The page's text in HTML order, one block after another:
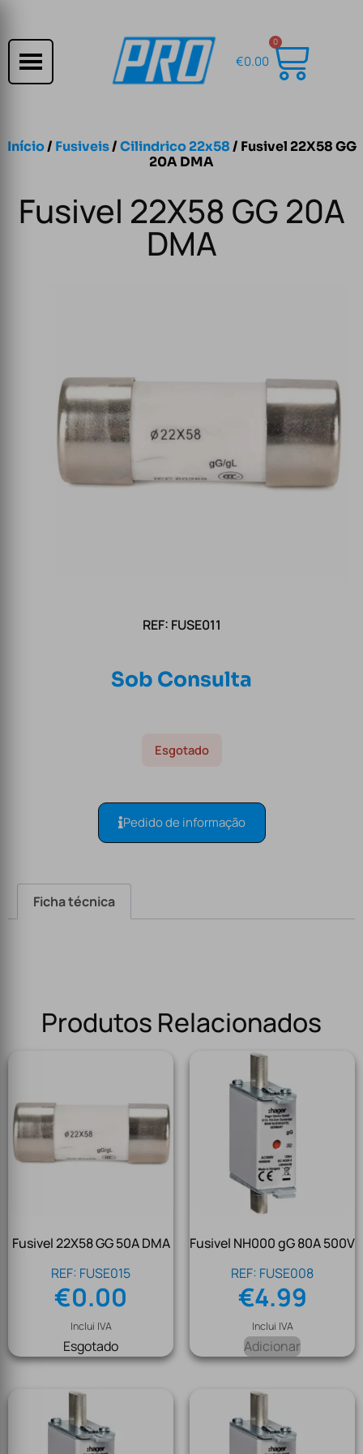
€0.00
0
Início/ Fusiveis/Cilindrico 22x58/ Fusivel 22X58 GG
20A DMA
Fusivel 22X58 GG 20A
DMA
REF: FUSE011
Sob Consulta
Esgotado
Pedido de informação
Ficha técnica
Produtos Relacionados
Fusivel 22X58 GG 50A DMA
REF: FUSE015
€0.00
Inclui IVA
Esgotado
Fusivel NH000 gG 80A 500V
REF: FUSE008
€4.99
Inclui IVA
Adicionar